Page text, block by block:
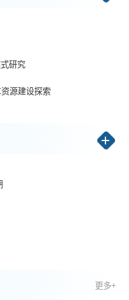
研究
源建设探索
更多+